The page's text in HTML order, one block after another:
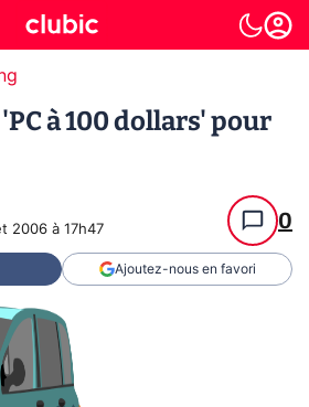
à 100 dollars' pour
2006 à 17h47 0
Ajoutez-nous en favori